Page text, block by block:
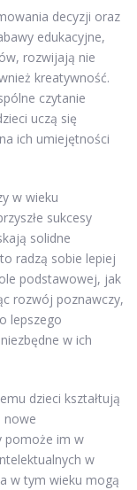
decyzji oraz
edukacyjne,
rozwijają nie
kreatywność.
czytanie
uczą się
ich umiejętności
w wieku
sukcesy
solidne
radzą sobie lepiej
podstawowej, jak
rozwój poznawczy,
lepszego
w ich
dzieci kształtują
nowe
pomoże im w
w
w tym wieku mogą